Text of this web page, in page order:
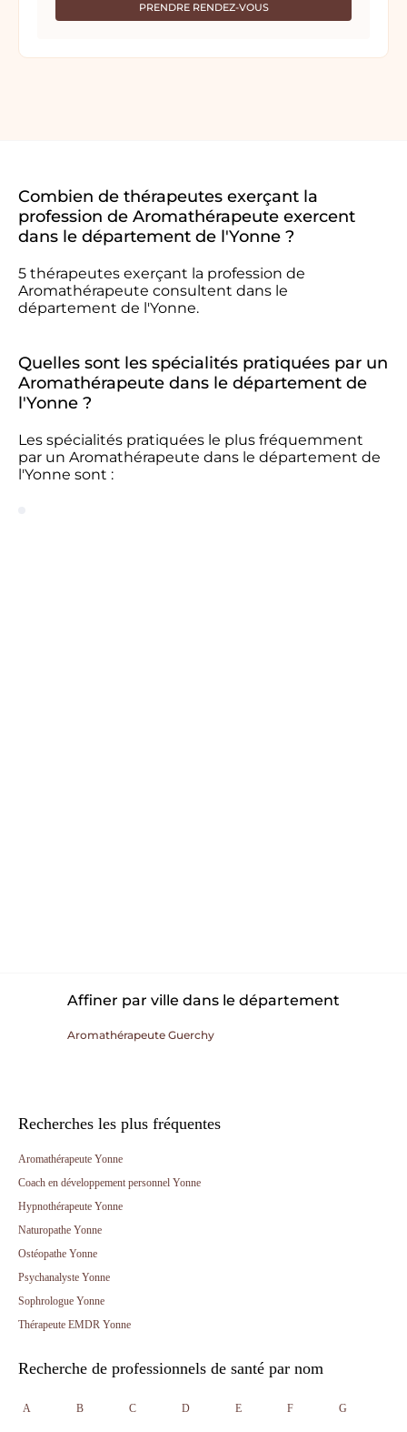
PRENDRE RENDEZ-VOUS
Combien de thérapeutes exerçant la
profession de Aromathérapeute exercent
dans le département de l'Yonne ?
5 thérapeutes exerçant la profession de
Aromathérapeute consultent dans le
département de l'Yonne.
Quelles sont les spécialités pratiquées par un
Aromathérapeute dans le département de
l'Yonne ?
Les spécialités pratiquées le plus fréquemment
par un Aromathérapeute dans le département de
l'Yonne sont :
Affiner par ville dans le département
Aromathérapeute Guerchy
Recherches les plus fréquentes
Aromathérapeute Yonne
Coach en développement personnel Yonne
Hypnothérapeute Yonne
Naturopathe Yonne
Ostéopathe Yonne
Psychanalyste Yonne
Sophrologue Yonne
Thérapeute EMDR Yonne
Recherche de professionnels de santé par nom
A B C D E F G